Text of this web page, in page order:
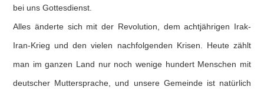
bei uns Gottesdienst.
Alles änderte sich mit der Revolution, dem achtjährigen Irak-
Iran-Krieg und den vielen nachfolgenden Krisen. Heute zählt
man im ganzen Land nur noch wenige hundert Menschen mit
deutscher Muttersprache, und unsere Gemeinde ist natürlich